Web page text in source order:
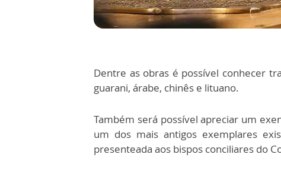
Dentre as obras é possível conhecer
guarani, árabe, chinês e lituano.
Também será possível apreciar um
um dos mais antigos exemplares
presenteada aos bispos conciliares do